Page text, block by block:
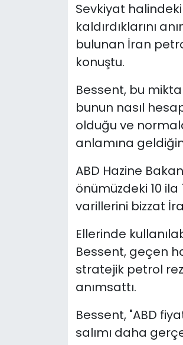
Sevkiyat
kaldırdıklarını
bulunan İran
konuştu.
Bessent, bu
bunun nasıl
olduğu ve
anlamına
ABD Hazine
önümüzdeki 10
varillerini bizzat
Ellerinde
Bessent, geçen
stratejik petrol
anımsattı.
Bessent, "ABD
salımı daha